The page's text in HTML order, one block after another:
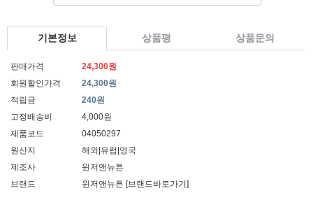
기본정보 상품평 상품문의
판매가격
24,300원
회원할인가격
24,300원
적립금
240원
고정배송비
4,000원
제품코드
04050297
원산지
해외|유럽|영국
제조사
윈저앤뉴튼
브랜드
윈저앤뉴튼 [브랜드바로가기]